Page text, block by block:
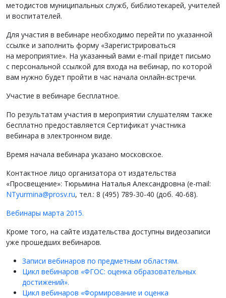
методистов муниципальных служб, библиотекарей, учителей
и воспитателей.
Для участия в вебинаре необходимо перейти по указанной
ссылке и заполнить форму «Зарегистрироваться
на мероприятие». На указанный вами e-mail придет письмо
с персональной ссылкой для входа на вебинар, по которой
вам нужно будет пройти в час начала онлайн-встречи.
Участие в вебинаре бесплатное.
По результатам участия в мероприятии слушателям также
бесплатно предоставляется Сертификат участника
вебинара в электронном виде.
Время начала вебинара указано московское.
Контактное лицо организатора от издательства
«Просвещение»: Тюрьмина Наталья Александровна (e-mail:
NTyurmina@prosv.ru, тел.: 8 (495) 789-30-40 (доб. 40-68).
Вебинары марта 2015.
Кроме того, на сайте издательства доступны видеозаписи
уже прошедших вебинаров.
Записи вебинаров по предметным областям.
Цикл вебинаров «ФГОС: оценка образовательных
достижений».
Цикл вебинаров «Формирование и оценка